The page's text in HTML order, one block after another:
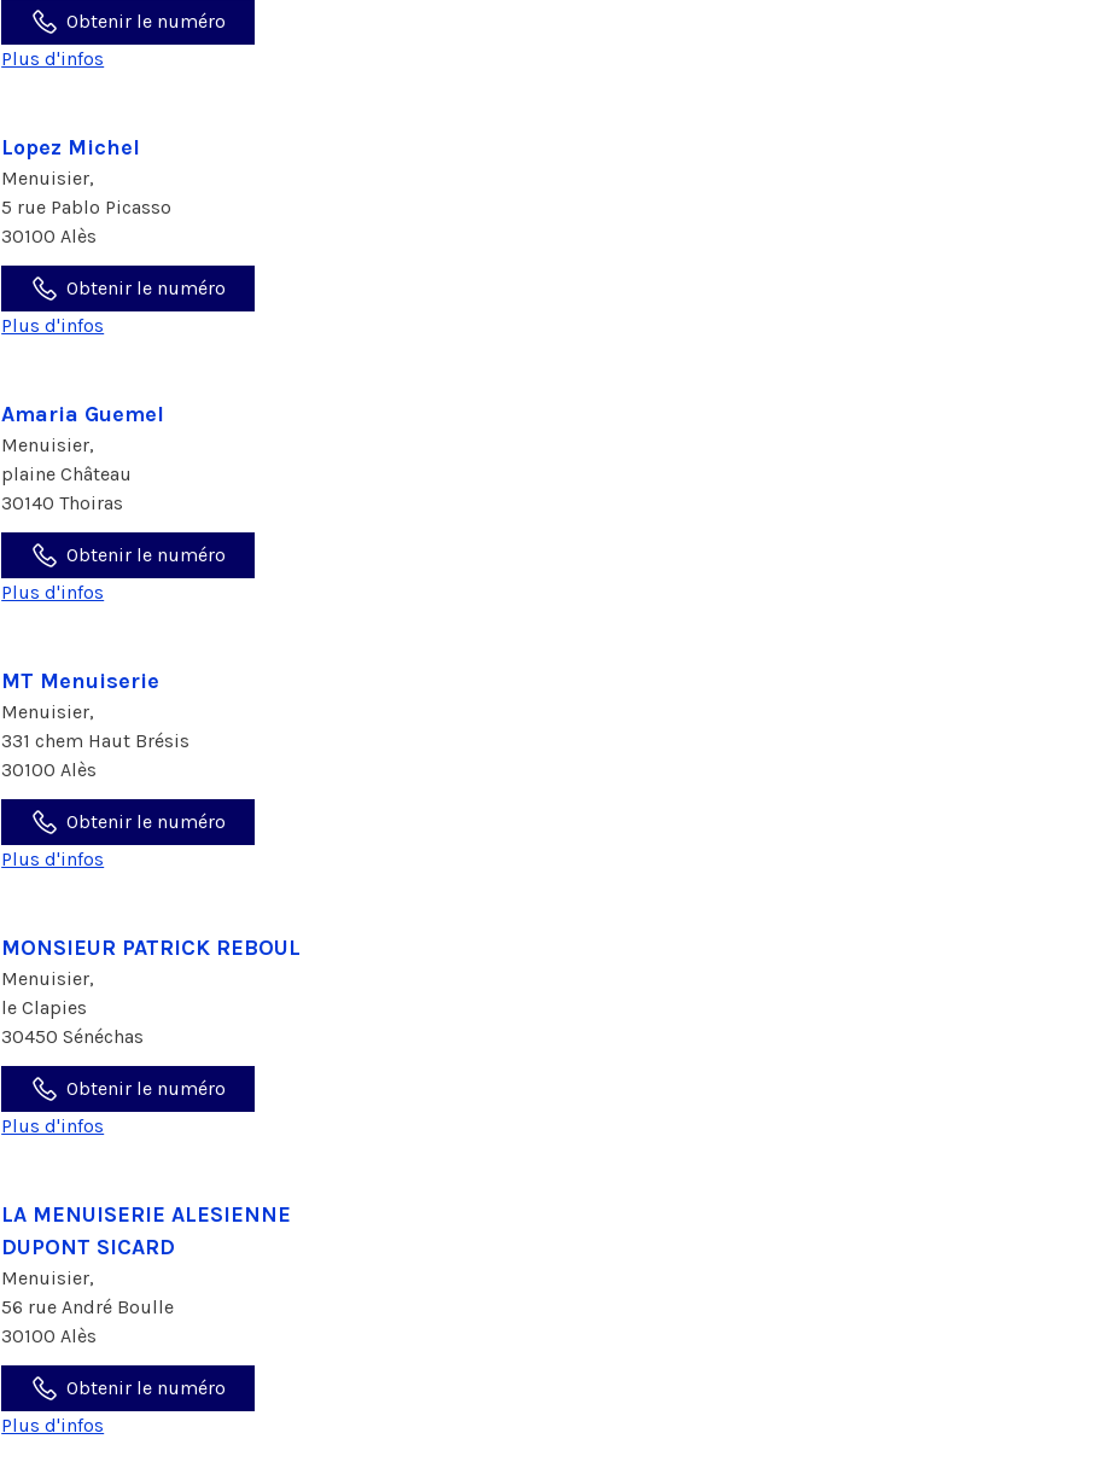
Obtenir le numéro
Plus d'infos
Lopez Michel
Menuisier,
5 rue Pablo Picasso
30100 Alès
Obtenir le numéro
Plus d'infos
Amaria Guemel
Menuisier,
plaine Château
30140 Thoiras
Obtenir le numéro
Plus d'infos
MT Menuiserie
Menuisier,
331 chem Haut Brésis
30100 Alès
Obtenir le numéro
Plus d'infos
MONSIEUR PATRICK REBOUL
Menuisier,
le Clapies
30450 Sénéchas
Obtenir le numéro
Plus d'infos
LA MENUISERIE ALESIENNE
DUPONT SICARD
Menuisier,
56 rue André Boulle
30100 Alès
Obtenir le numéro
Plus d'infos